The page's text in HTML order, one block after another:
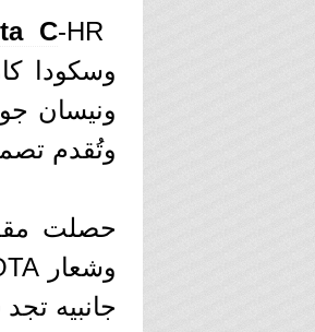
C
ونيسان
وتُقدم
جانبيه